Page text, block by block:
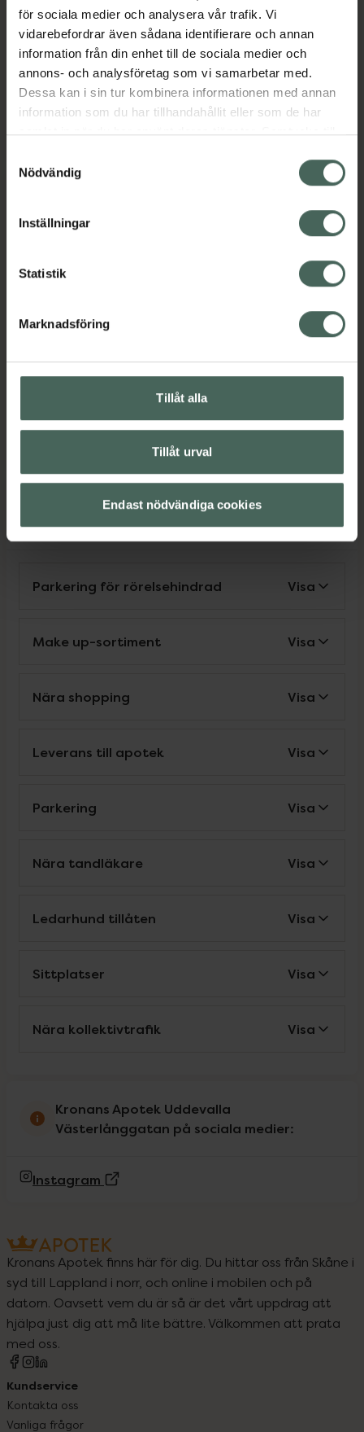
för sociala medier och analysera vår trafik. Vi
vidarebefordrar även sådana identifierare och annan
information från din enhet till de sociala medier och
annons- och analysföretag som vi samarbetar med.
Dessa kan i sin tur kombinera informationen med annan
information som du har tillhandahållit eller som de har
samlat in när du har använt deras tjänster. Samtycke till
återkalla ditt samtycke via webbplatsens
cookieinställningar. Ett återkallat samtycke påverkar inte
lagligheten av behandling som skett innan återkallelsen.
Nödvändig
Inställningar
Statistik
Marknadsföring
Tillåt alla
Tillåt urval
Endast nödvändiga cookies
Torsdag 09:30-19:00
Fredag 09:30-19:00
Lördag 10:00-15:00
Svenska
Arabiska
Spanska
Tyska
Tänk på att personen som pratar ett visst språk inte
finns på apoteket alla dagar, så vissa avvikelser kan
Parkering för rörelsehindrad Visa
Make up-sortiment Visa
Nära shopping Visa
Leverans till apotek Visa
Parkering Visa
Nära tandläkare Visa
Ledarhund tillåten Visa
Sittplatser Visa
Nära kollektivtrafik Visa
Kronans Apotek Uddevalla
Västerlånggatan på sociala medier:
Instagram
Kronans Apotek finns här för dig. Du hittar oss från Skåne i
syd till Lappland i norr, och online i mobilen och på
datorn. Oavsett vem du är så är det vårt uppdrag att
hjälpa just dig att må lite bättre. Välkommen att prata
med oss.
Kundservice
Kontakta oss
Vanliga frågor